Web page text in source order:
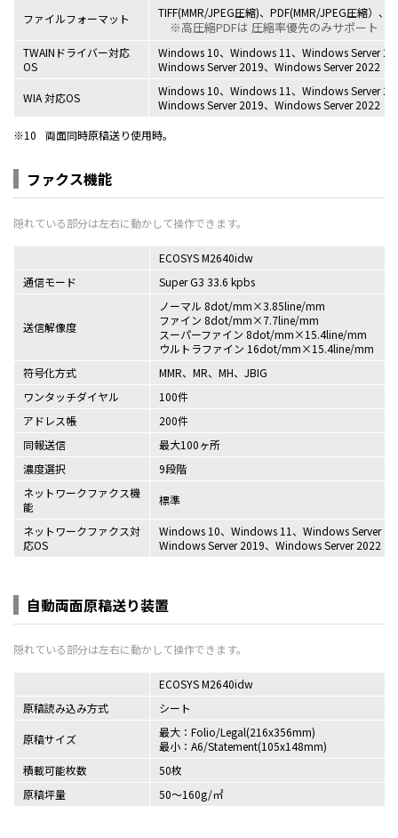
ファイルフォーマット TIFF(MMR/JPEG圧縮)、PDF(MMR/JPEG圧縮）、
※高圧縮PDFは 圧縮率優先のみサポート
TWAINドライバー対応
OS
Windows 10、Windows 11、Windows Server
Windows Server 2019、Windows Server 2022
WIA 対応OS
Windows 10、Windows 11、Windows Server
Windows Server 2019、Windows Server 2022
※10両面同時原稿送り使用時。
ファクス機能
ECOSYS M2640idw
通信モード
Super G3 33.6 kpbs
送信解像度
ノーマル 8dot/mm×3.85line/mm
ファイン 8dot/mm×7.7line/mm
スーパーファイン 8dot/mm×15.4line/mm
ウルトラファイン 16dot/mm×15.4line/mm
符号化方式
MMR、MR、MH、JBIG
ワンタッチダイヤル
100件
アドレス帳
200件
同報送信
最大100ヶ所
濃度選択
9段階
ネットワークファクス機
能
標準
ネットワークファクス対
応OS
Windows 10、Windows 11、Windows Server
Windows Server 2019、Windows Server 2022
自動両面原稿送り装置
ECOSYS M2640idw
原稿読み込み方式
シート
原稿サイズ
最大：Folio/Legal(216x356mm)
最小：A6/Statement(105x148mm)
積載可能枚数
50枚
原稿坪量
50～160g/㎡